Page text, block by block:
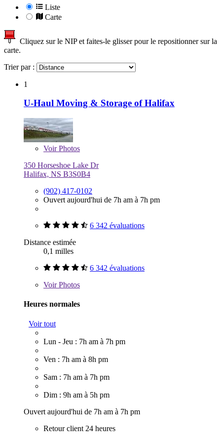
Liste
Carte
Cliquez sur le NIP et faites-le glisser pour le repositionner sur la
carte.
Trier par :
1
U-Haul Moving & Storage of Halifax
VoirPhotos
350 Horseshoe Lake Dr
Halifax, NS B3S0B4
(902) 417-0102
Ouvert aujourd'hui de 7h am à 7h pm
6 342 évaluations
Distance estimée
0,1 milles
6 342 évaluations
VoirPhotos
Heures normales
Voir tout
Lun - Jeu : 7h am à 7h pm
Ven : 7h am à 8h pm
Sam : 7h am à 7h pm
Dim : 9h am à 5h pm
Ouvert aujourd'hui de 7h am à 7h pm
Retour client 24 heures